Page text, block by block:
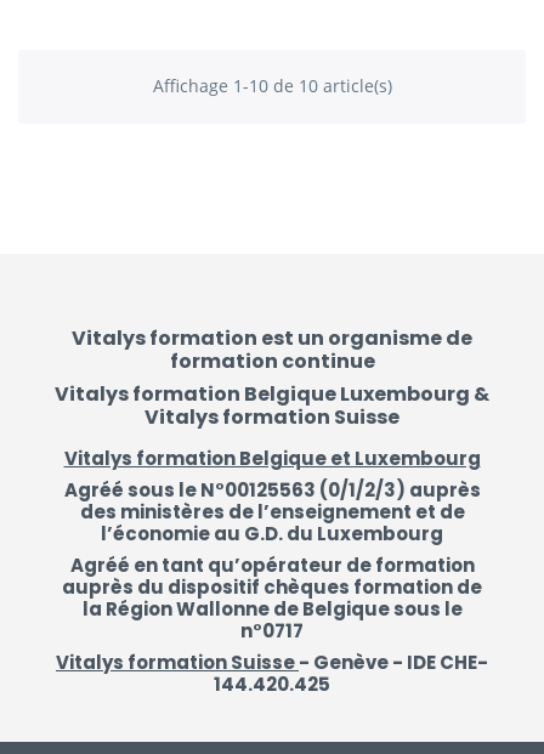
Affichage 1-10 de 10 article(s)
Vitalys formation est un organisme de
formation continue
Vitalys formation Belgique Luxembourg &
Vitalys formation Suisse
Vitalys formation Belgique et Luxembourg
Agréé sous le N°00125563 (0/1/2/3) auprès
des ministères de l’enseignement et de
l’économie au G.D. du Luxembourg
Agréé en tant qu’opérateur de formation
auprès du dispositif chèques formation de
la Région Wallonne de Belgique sous le
n°0717
Vitalys formation Suisse- Genève - IDE CHE-
144.420.425